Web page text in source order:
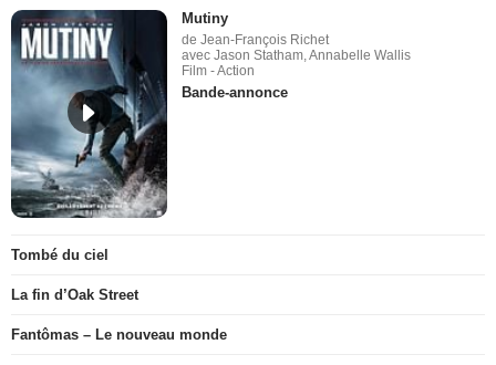
Mutiny
de Jean-François Richet
avec Jason Statham, Annabelle Wallis
Film - Action
Bande-annonce
Tombé du ciel
La fin d’Oak Street
Fantômas – Le nouveau monde